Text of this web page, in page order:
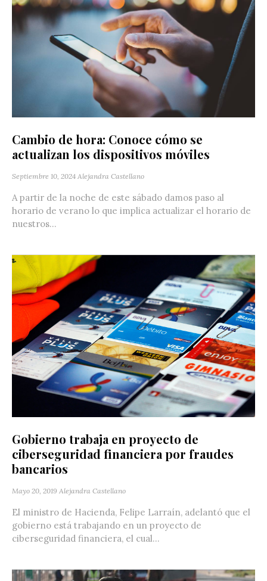
Cambio de hora: Conoce cómo se
actualizan los dispositivos móviles
Septiembre 10, 2024 Alejandra Castellano
A partir de la noche de este sábado damos paso al
horario de verano lo que implica actualizar el horario de
nuestros...
Gobierno trabaja en proyecto de
ciberseguridad financiera por fraudes
bancarios
Mayo 20, 2019 Alejandra Castellano
El ministro de Hacienda, Felipe Larraín, adelantó que el
gobierno está trabajando en un proyecto de
ciberseguridad financiera, el cual...